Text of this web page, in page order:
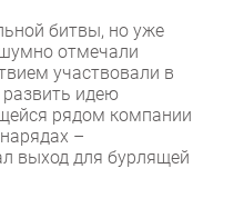
битвы, но уже
отмечали
участвовали в
идею
рядом компании
–
выход для бурлящей